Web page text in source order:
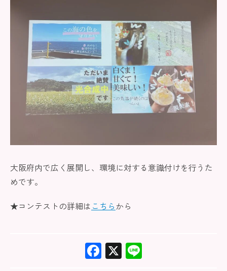
大阪府内で広く展開し、環境に対する意識付けを行うた
めです。
★コンテストの詳細は こちらから
F X